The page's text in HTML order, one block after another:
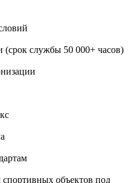
(срок службы 50 000+ часов)
объектов под